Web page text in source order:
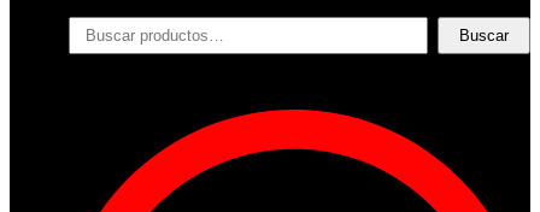
Productos
Filtros
Contacto
Acceder
Buscar